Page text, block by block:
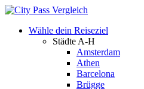
Wähle dein Reiseziel
Städte A-H
Amsterdam
Athen
Barcelona
Brügge